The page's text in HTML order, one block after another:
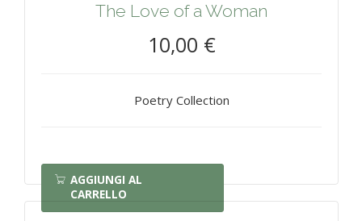
The Love of a Woman
10,00 €
Poetry Collection
AGGIUNGI AL
CARRELLO